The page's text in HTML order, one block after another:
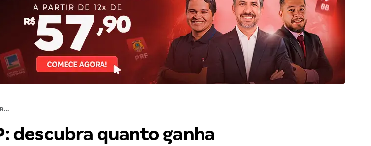
Concurso CRT SP: descubra quanto ganha um aprovado!
descubra quanto ganha